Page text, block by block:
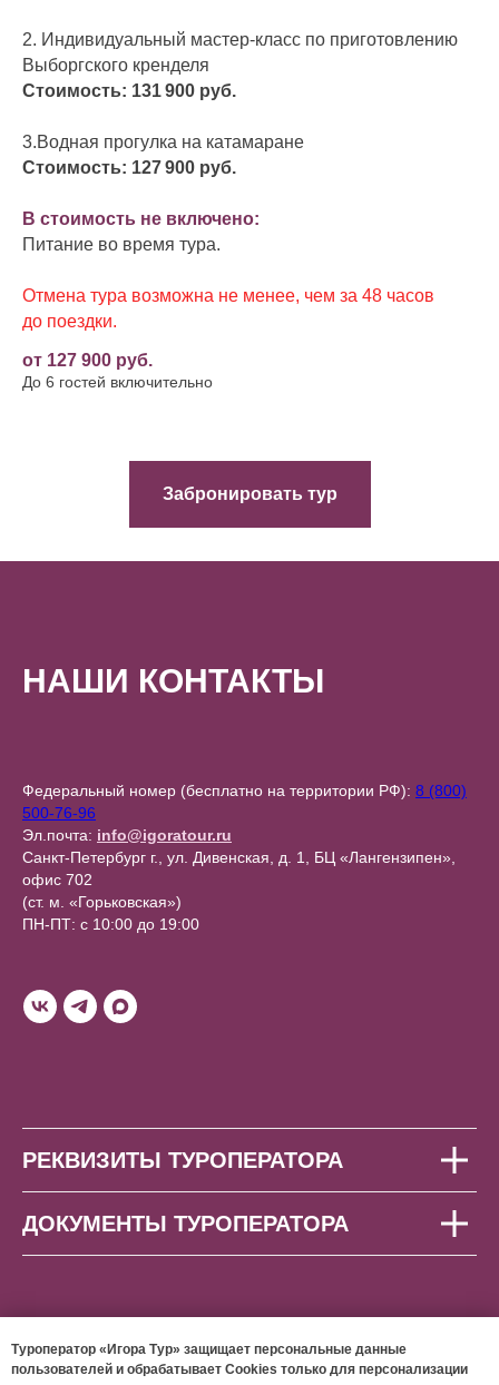
Туроператор «Игора Тур» защищает персональные данные
пользователей и обрабатывает Cookies только для персонализации
2. Индивидуальный мастер-класс по приготовлению
Выборгского кренделя
Стоимость: 131 900 руб.
3.Водная прогулка на катамаране
Стоимость: 127 900 руб.
В стоимость не включено:
Питание во время тура.
Отмена тура возможна не менее, чем за 48 часов
до поездки.
от 127 900 руб.
До 6 гостей включительно
Забронировать тур
НАШИ КОНТАКТЫ
Федеральный номер (бесплатно на территории РФ): 8 (800)
500-76-96
Эл.почта: info@igoratour.ru
Санкт-Петербург г., ул. Дивенская, д. 1, БЦ «Лангензипен»,
офис 702
(ст. м. «Горьковская»)
ПН-ПТ: с 10:00 до 19:00
РЕКВИЗИТЫ ТУРОПЕРАТОРА
ДОКУМЕНТЫ ТУРОПЕРАТОРА